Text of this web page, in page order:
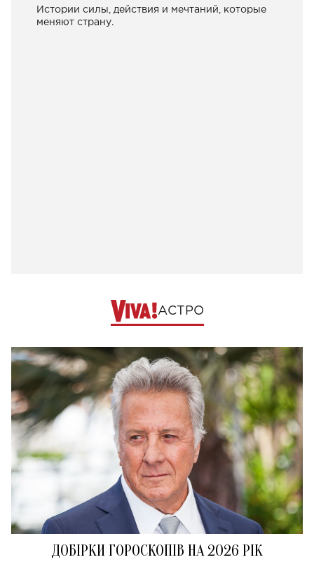
Истории силы, действия и мечтаний, которые
меняют страну.
АСТРО
ДОБІРКИ ГОРОСКОПІВ НА 2026 РІК